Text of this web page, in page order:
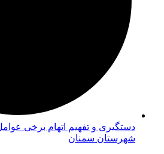
دستگیری و تفهیم اتهام برخی
شهرستان سمنان